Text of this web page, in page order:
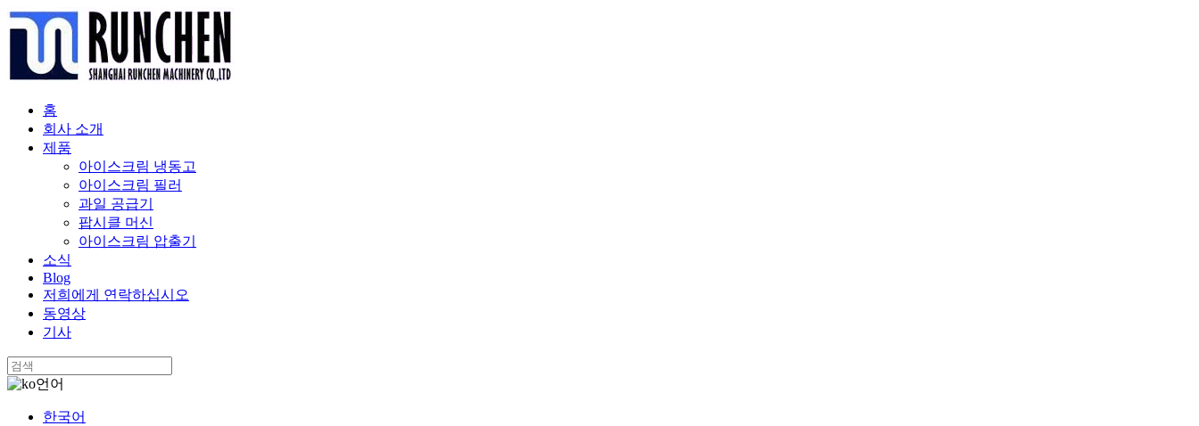
홈
회사 소개
제품
아이스크림 냉동고
아이스크림 필러
과일 공급기
팝시클 머신
아이스크림 압출기
소식
Blog
저희에게 연락하십시오
동영상
기사
언어
한국어